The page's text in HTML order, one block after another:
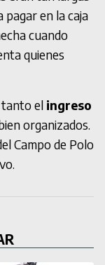
pagar en la caja
cuando
quienes
tanto el ingreso
organizados.
Campo de Polo